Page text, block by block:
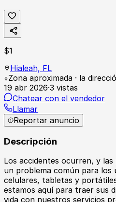
$1
Hialeah, FL
Zona aproximada · la
19 abr 2026·3 vistas
Chatear con el vendedor
Llamar
Reportar anuncio
Descripción
Los accidentes ocurren, y
un problema común para los
celulares, tabletas y
estamos aquí para traer sus
vida con nuestros servicios